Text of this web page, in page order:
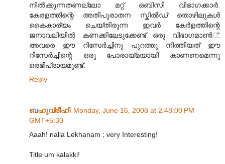
നില്‍ക്കുന്നതണ‍ല്ലോ മറ്റ് ഒബിസി വിഭാഗക്കാര്‍.
കേരളത്തിന്റെ അതിപുരാതന സ്കില്‍ഡ് തൊഴിലുകള്‍
കൈകാര്യം ചെയ്തിരുന്ന ഇവര്‍ കേര്‍ളത്തിന്റെ
ജനാവലിയില്‍ കണക്കിലേടുക്കേണ്ട് ഒരു വിഭാഗമാണ്‍്.
അവരെ ഈ റിസേര്‍ച്ചിനു പുറത്തു നിത്തിയത് ഈ
റിസേര്‍ച്ചിന്റെ ഒരു പോരായ്മയായി കാണണമെന്നു
ഒരഭിപ്രായമുണ്ട്.
Reply
ബഹുവ്രീഹി Monday, June 16, 2008 at 2:48:00 PM
GMT+5:30
Aaah! nalla Lekhanam ; very Interesting!
Title um kalakki!